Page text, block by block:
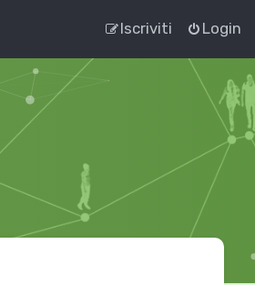
Login
Iscriviti